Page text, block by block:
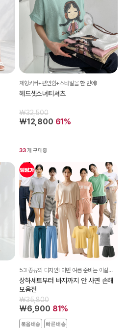
체형커버+편안함+스타일을 한 번에!
헤드셋소녀티셔츠
₩32,500
₩12,800 61%
33개 구매중
53 종류의 디자인! 이번 여름 준비는 이걸로 끝내셔요^^
상하세트부터 바지까지 안 사면 손해
모음전
₩35,800
₩6,900 81%
묶음배송 빠른배송